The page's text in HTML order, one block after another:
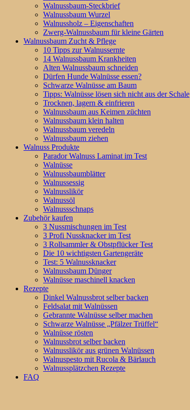
Walnussbaum-Steckbrief
Walnussbaum Wurzel
Walnussholz – Eigenschaften
Zwerg-Walnussbaum für kleine Gärten
Walnussbaum Zucht & Pflege
10 Tipps zur Walnussernte
14 Walnussbaum Krankheiten
Alten Walnussbaum schneiden
Dürfen Hunde Walnüsse essen?
Schwarze Walnüsse am Baum
Tipps: Walnüsse lösen sich nicht aus der Schale
Trocknen, lagern & einfrieren
Walnussbaum aus Keimen züchten
Walnussbaum klein halten
Walnussbaum veredeln
Walnussbaum ziehen
Walnuss Produkte
Parador Walnuss Laminat im Test
Walnüsse
Walnussbaumblätter
Walnussessig
Walnusslikör
Walnussöl
Walnussschnaps
Zubehör kaufen
3 Nussmischungen im Test
3 Profi Nussknacker im Test
3 Rollsammler & Obstpflücker Test
Die 10 wichtigsten Gartengeräte
Test: 5 Walnussknacker
Walnussbaum Dünger
Walnüsse maschinell knacken
Rezepte
Dinkel Walnussbrot selber backen
Feldsalat mit Walnüssen
Gebrannte Walnüsse selber machen
Schwarze Walnüsse „Pfälzer Trüffel“
Walnüsse rösten
Walnussbrot selber backen
Walnusslikör aus grünen Walnüssen
Walnuspesto mit Rucola & Bärlauch
Walnussplätzchen Rezepte
FAQ